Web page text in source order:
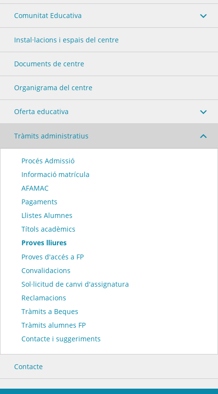
Comunitat Educativa
Instal·lacions i espais del centre
Documents de centre
Organigrama del centre
Oferta educativa
Tràmits administratius
Procés Admissió
Informació matrícula
AFAMAC
Pagaments
Llistes Alumnes
Títols acadèmics
Proves lliures
Proves d'accés a FP
Convalidacions
Sol·licitud de canvi d'assignatura
Reclamacions
Tràmits a Beques
Tràmits alumnes FP
Contacte i suggeriments
Contacte